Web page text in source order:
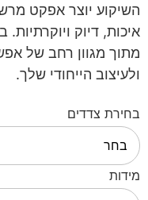
השיקוע יוצר אפקט
איכות, דיוק
מתוך מגוון רחב של
ולעיצוב הייחודי שלך.
בחירת צדדים
מידות